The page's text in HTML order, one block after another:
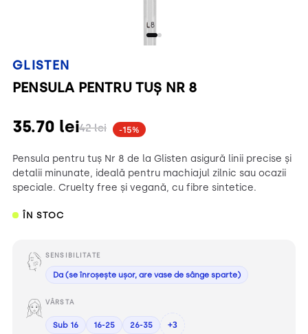
GLISTEN
PENSULA PENTRU TUȘ NR 8
42lei
35.70 lei -15%
Pensula pentru tuș Nr 8 de la Glisten asigură linii precise și
detalii minunate, ideală pentru machiajul zilnic sau ocazii
speciale. Cruelty free și vegană, cu fibre sintetice.
ÎN STOC
SENSIBILITATE
Da (se înroșește ușor, are vase de sânge sparte)
VÂRSTA
Sub 16 16-25 26-35 +3